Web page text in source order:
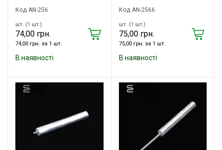
Код AN-256
шт. (1 шт.)
74,00 грн.
74,00 грн. за 1 шт.
В наявності
Код AN-2566
шт. (1 шт.)
75,00 грн.
75,00 грн. за 1 шт.
В наявності